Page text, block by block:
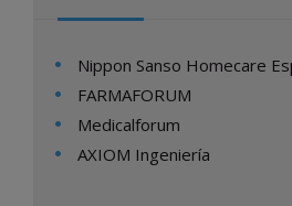
Nippon Sanso Homecare
FARMAFORUM
Medicalforum
AXIOM Ingeniería